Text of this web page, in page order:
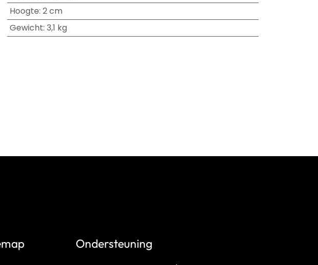
Hoogte: 2 cm
Gewicht: 3,1 kg
Ondersteuning